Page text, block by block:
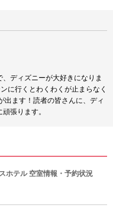
ディズニーが大好きになりま
に行くとわくわくが止まらなく
出ます！読者の皆さんに、ディ
張ります。
ホテル 空室情報・予約状況